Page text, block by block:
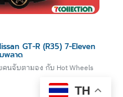
GT-R (R35) 7-Eleven
พลาด
นจับตามอง กับ Hot Wheels
TH